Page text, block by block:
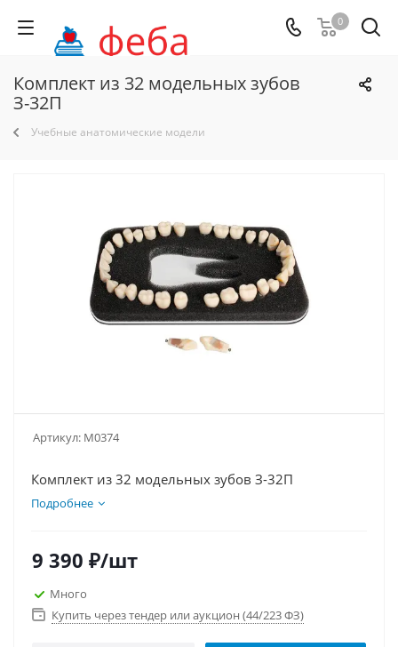
0
Комплект из 32 модельных зубов
З-32П
Учебные анатомические модели
Артикул: М0374
Комплект из 32 модельных зубов З-32П
Подробнее
9 390 ₽/шт
Много
Купить через тендер или аукцион (44/223 ФЗ)